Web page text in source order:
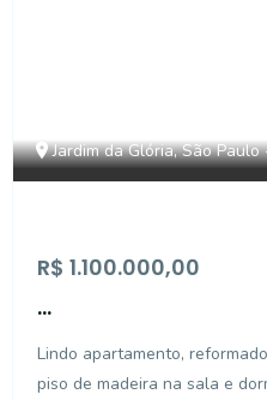
Jardim da Glória, São Paulo
R$ 1.100.000,00
...
Lindo apartamento,
piso de madeira na sala e